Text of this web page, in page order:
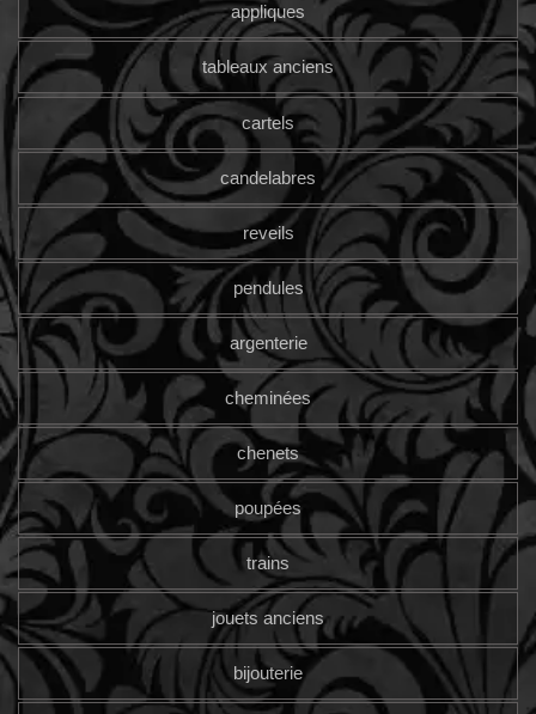
appliques
tableaux anciens
cartels
candelabres
reveils
pendules
argenterie
cheminées
chenets
poupées
trains
jouets anciens
bijouterie